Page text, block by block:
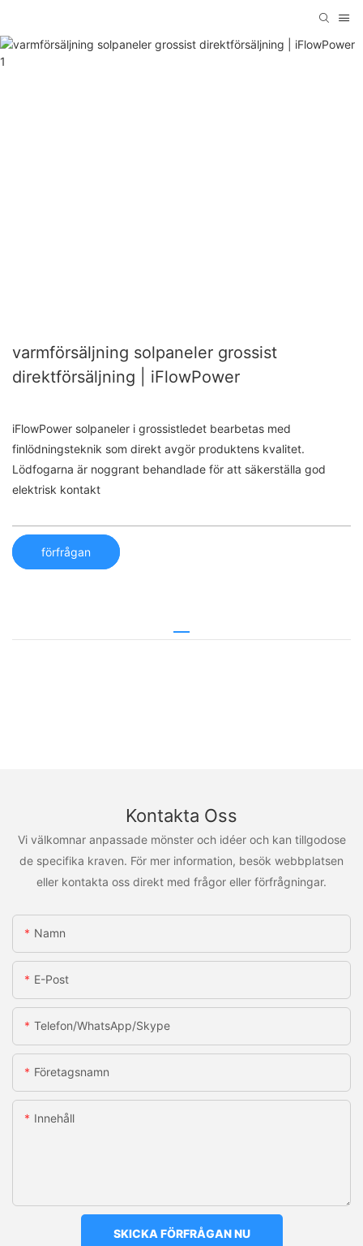
varmförsäljning solpaneler grossist
direktförsäljning | iFlowPower
iFlowPower solpaneler i grossistledet bearbetas med
finlödningsteknik som direkt avgör produktens kvalitet.
Lödfogarna är noggrant behandlade för att säkerställa god
elektrisk kontakt
förfrågan
Kontakta Oss
Vi välkomnar anpassade mönster och idéer och kan tillgodose
de specifika kraven. För mer information, besök webbplatsen
eller kontakta oss direkt med frågor eller förfrågningar.
Namn
E-Post
Telefon/WhatsApp/Skype
Företagsnamn
Innehåll
SKICKA FÖRFRÅGAN NU